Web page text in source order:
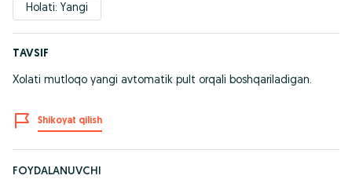
Holati: Yangi
TAVSIF
Xolati mutloqo yangi avtomatik pult orqali boshqariladigan.
Shikoyat qilish
FOYDALANUVCHI